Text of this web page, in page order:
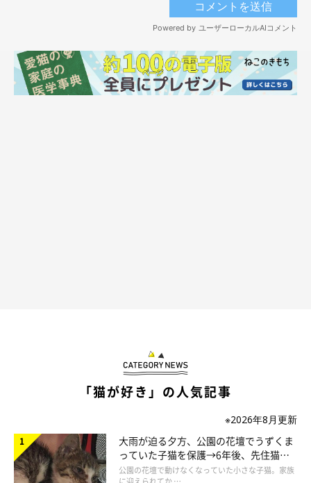
ラインアップは「白」「三毛」「キジトラ白ぶち」「茶トラ白ぶ
ち」「ハチワレ」 の全5種類（各400円／税込）。
@d.felittle
「猫が好き」の人気記事
※2026年8月更新
大雨が迫る夕方、公園の花壇でうずくま
っていた子猫を保護→6年後、先住猫
と“姉妹”のような関係に
公園の花壇で動けなくなっていた小さな子猫。家族